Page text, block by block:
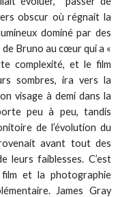
obscur où régnait la
dominé par des
Bruno au cœur qui a «
complexité, et le film
sombres, ira vers la
visage à demi dans la
peu à peu, tandis
de l’évolution du
avant tout des
leurs faiblesses. C’est
et la photographie
James Gray